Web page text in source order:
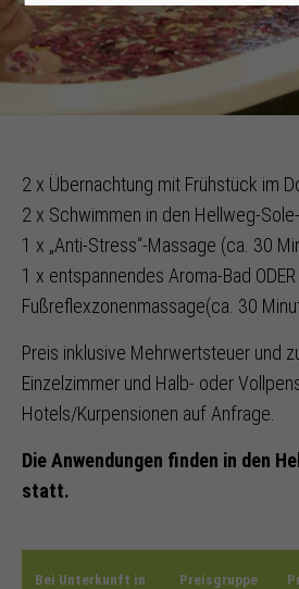
2 x Übernachtung mit Frühstück im
2 x Schwimmen in den Hellweg-
1 x „Anti-Stress“-Massage (ca. 30
1 x entspannendes Aroma-Bad ODER
Fußreflexzonenmassage(ca. 30
Preis inklusive Mehrwertsteuer und
Einzelzimmer und Halb- oder
Hotels/Kurpensionen auf Anfrage.
Die Anwendungen finden in den
statt.
Bei Unterkunft in Preisgruppe